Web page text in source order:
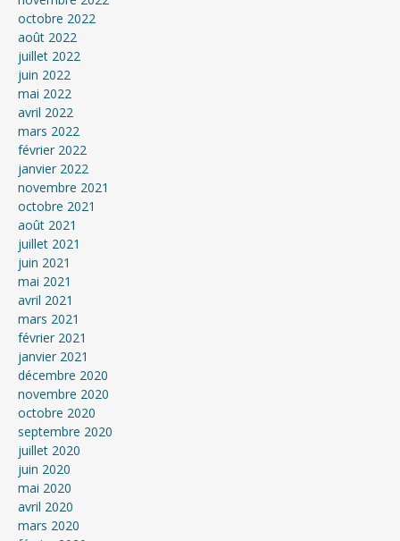
octobre 2022
août 2022
juillet 2022
juin 2022
mai 2022
avril 2022
mars 2022
février 2022
janvier 2022
novembre 2021
octobre 2021
août 2021
juillet 2021
juin 2021
mai 2021
avril 2021
mars 2021
février 2021
janvier 2021
décembre 2020
novembre 2020
octobre 2020
septembre 2020
juillet 2020
juin 2020
mai 2020
avril 2020
mars 2020